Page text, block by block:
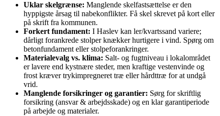
Uklar skelgrænse: Manglende skelfastsættelse er den
hyppigste årsag til nabekonflikter. Få skel skrevet på kort eller
på skrift fra kommunen.
Forkert fundament: I Haslev kan ler/kvartssand variere;
dårligt forankrede stolper knækker hurtigere i vind. Spørg om
betonfundament eller stolpeforankringer.
Materialevalg vs. klima: Salt- og fugtniveau i lokalområdet
er lavere end kystnære steder, men kraftige vestenvinde og
frost kræver trykimpregneret træ eller hårdttræ for at undgå
vrid.
Manglende forsikringer og garantier: Sørg for skriftlig
forsikring (ansvar & arbejdsskade) og en klar garantiperiode
på arbejde og materialer.